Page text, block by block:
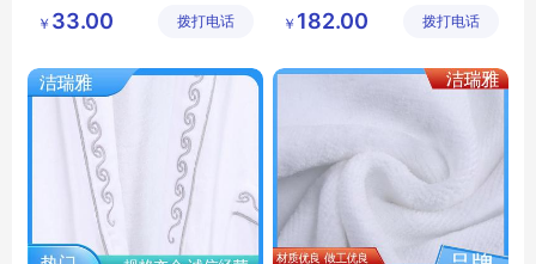
酒店布草 宾馆布草
有限公司
￥ 33.00 拨打电话
酒店布草
酒店床上用品
有限公司
￥ 182.00 拨打电话